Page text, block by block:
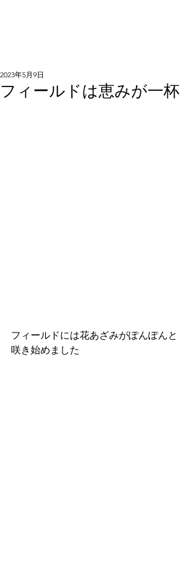
フィールドは恵みが一杯
2023年5月9日
フィールドには花あざみがぽんぽんと
咲き始めました